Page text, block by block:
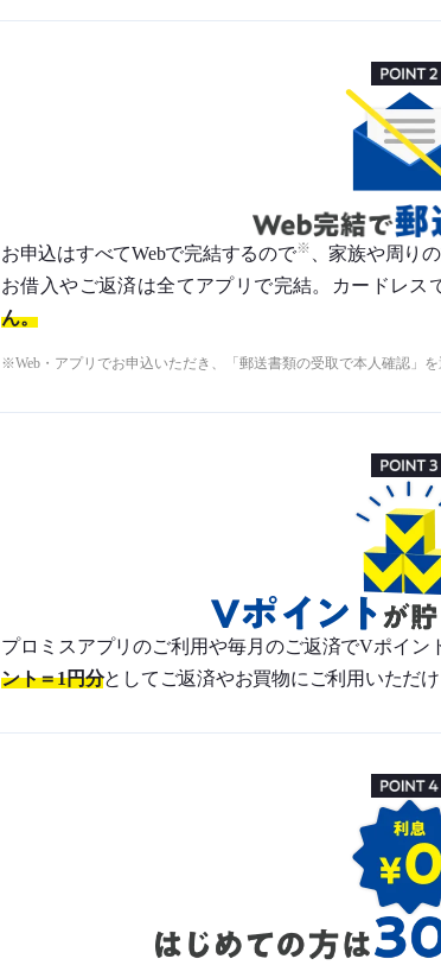
お申込はすべてWebで完結するので
、家族や周り
お借入やご返済は全てアプリで完結。カードレス
ん。
Web・アプリでお申込いただき、「郵送書類の受取で本人確認」を
プロミスアプリのご利用や毎月のご返済でVポイ
ント＝1円分としてご返済やお買物にご利用いただけ